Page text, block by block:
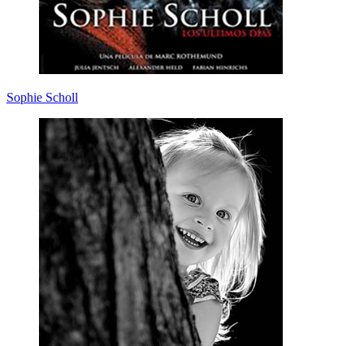
Sophie Scholl